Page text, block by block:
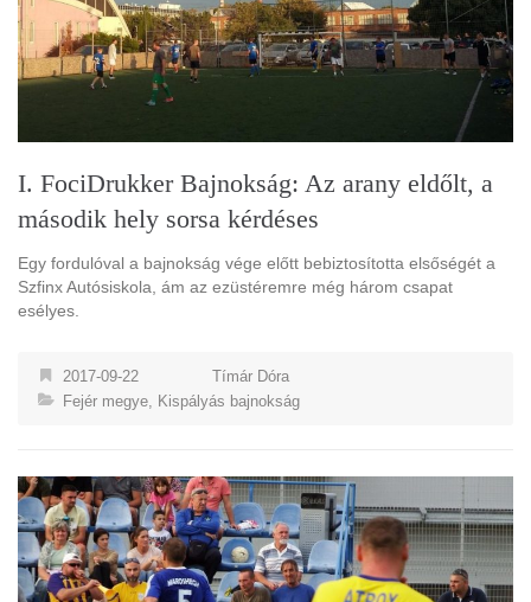
I. FociDrukker Bajnokság: Az arany eldőlt, a
második hely sorsa kérdéses
Egy fordulóval a bajnokság vége előtt bebiztosította elsőségét a
Szfinx Autósiskola, ám az ezüstéremre még három csapat
esélyes.
2017-09-22
Tímár Dóra
Fejér megye, Kispályás bajnokság